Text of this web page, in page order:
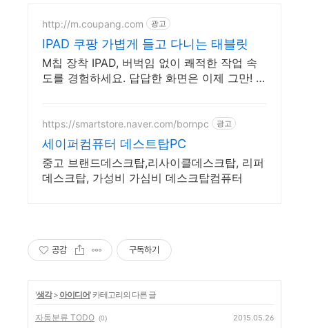
http://m.coupang.com 광고
IPAD 쿠팡 가볍게 들고 다니는 태블릿
M칩 장착 IPAD, 버벅임 없이 쾌적한 작업 속
도를 경험하세요. 답답한 화면은 이제 그만! 와
https://smartstore.naver.com/bornpc 광고
세이퍼컴퓨터 데스트탑PC
중고 브랜드데스크탑,리사이클데스크탑, 리퍼
데스크탑, 가성비 가심비 데스크탑컴퓨터
공감 구독하기
'생각> 아이디어' 카테고리의 다른 글
자동분류 TODO (0) 2015.05.26